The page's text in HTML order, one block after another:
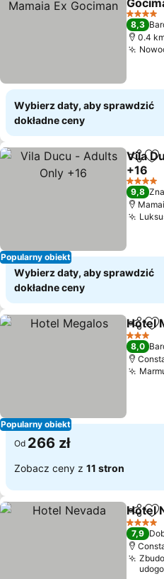
4
8,3
0.4
Wybierz daty, aby sprawdzić
dokładne ceny
Popularny obiekt
Vila
+16
4
9,8
Wybierz daty, aby sprawdzić
dokładne ceny
Popularny obiekt
Hotel
3
8,0
Od 266 zł
Zobacz ceny z 11 stron
Hotel
4
7,9